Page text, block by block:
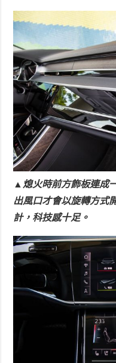
▲熄火時前方飾板連成
出風口才會以旋轉方式
計，科技感十足。